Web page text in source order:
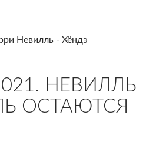
НЕВИЛЛЬ
ОСТАЮТСЯ